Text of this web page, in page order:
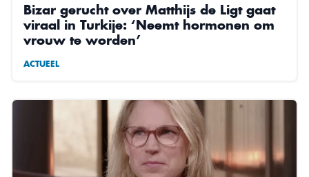
Bizar gerucht over Matthijs de Ligt gaat
viraal in Turkije: ‘Neemt hormonen om
vrouw te worden’
ACTUEEL